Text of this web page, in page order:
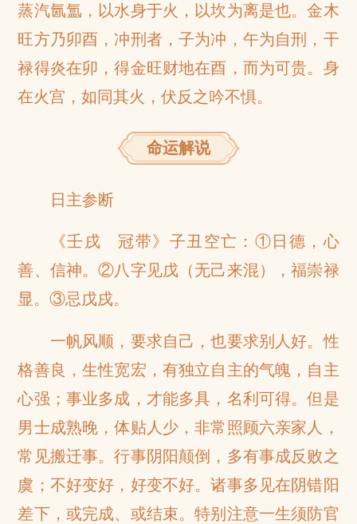
蒸汽氤氲，以水身于火，以坎为离是也。金木
旺方乃卯酉，冲刑者，子为冲，午为自刑，干
禄得炎在卯，得金旺财地在酉，而为可贵。身
在火宫，如同其火，伏反之吟不惧。
命运解说
日主参断
《壬戌 冠带》子丑空亡：①日德，心
善、信神。②八字见戊（无己来混），福崇禄
显。③忌戊戌。
一帆风顺，要求自己，也要求别人好。性
格善良，生性宽宏，有独立自主的气魄，自主
心强；事业多成，才能多具，名利可得。但是
男士成熟晚，体贴人少，非常照顾六亲家人，
常见搬迁事。行事阴阳颠倒，多有事成反败之
虞；不好变好，好变不好。诸事多见在阴错阳
差下，或完成、或结束。特别注意一生须防官